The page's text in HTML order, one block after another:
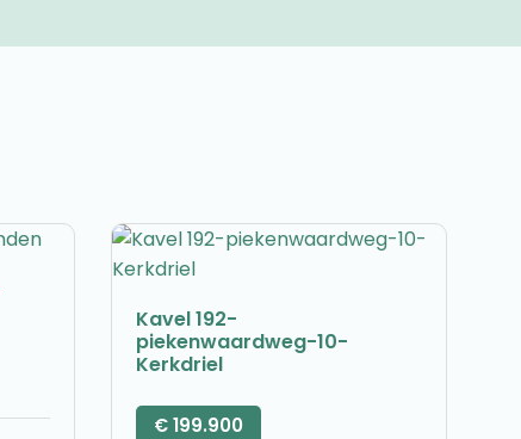
Kavel 192-
piekenwaardweg-10-
Kerkdriel
€199.900